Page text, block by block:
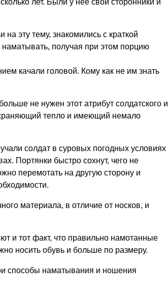
лет. Были у неё свои сторонники и
эту тему, знакомились с краткой
наматывать, получая при этом порцию
качали головой. Кому как не им знать
не нужен этот атрибут солдатского и
тепло и имеющий немало
солдат в суровых погодных условиях
Портянки быстро сохнут, чего не
перемотать на другую сторону и
материала, в отличие от носков, и
и тот факт, что правильно намотанные
носить обувь и больше по размеру.
способы наматывания и ношения